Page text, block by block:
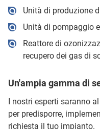
Unità di produzione
Unità di pompaggio
Reattore di
recupero dei gas di
Un'ampia gamma di
I nostri esperti saranno
per predisporre,
richiesta il tuo impianto.